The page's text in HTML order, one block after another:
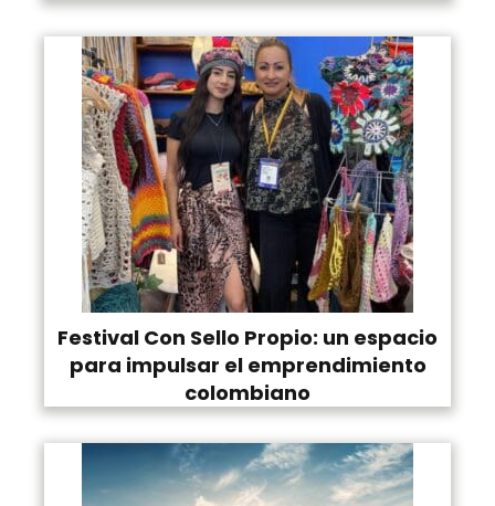
Festival Con Sello Propio: un espacio
para impulsar el emprendimiento
colombiano